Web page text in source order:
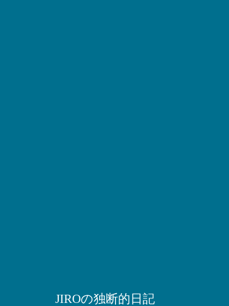
JIROの独断的日記